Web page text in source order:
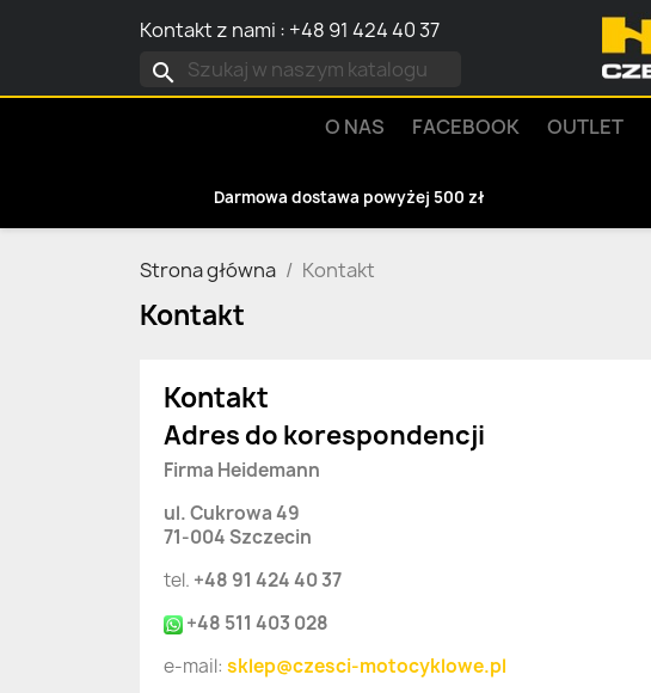
Kontakt z nami : +48 91 424 40 37
search
O NAS FACEBOOK OUTLET
Darmowa dostawa powyżej 500 zł
Strona główna Kontakt
Kontakt
Kontakt
Adres do korespondencji
Firma Heidemann
ul. Cukrowa 49
71-004 Szczecin
tel. +48 91 424 40 37
+48 511 403 028
e-mail: sklep@czesci-motocyklowe.pl